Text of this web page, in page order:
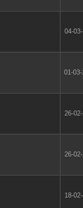
04-
01-
26-
26-
18-